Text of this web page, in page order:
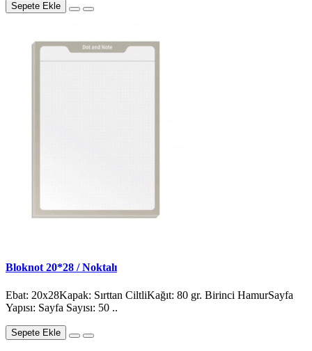
Sepete Ekle
Bloknot 20*28 / Noktalı
Ebat: 20x28Kapak: Sırttan CiltliKağıt: 80 gr. Birinci HamurSayfa
Yapısı: Sayfa Sayısı: 50 ..
Sepete Ekle